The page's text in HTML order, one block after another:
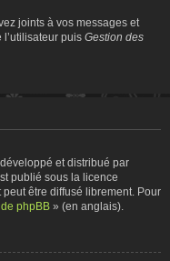
joints à vos messages et
puis Gestion des
et distribué par
publié sous la licence
être diffusé librement. Pour
phpBB » (en anglais).